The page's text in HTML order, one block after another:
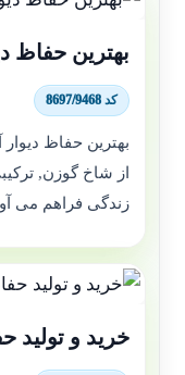
بهترین حفاظ
کد 8697/9468
بهترین حفاظ دیوار
از شاخ گوزن,
زندگی فراهم می
خرید و تولید